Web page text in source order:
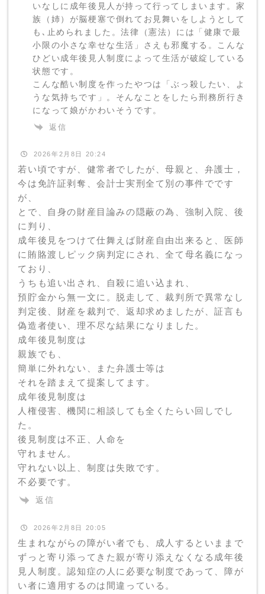
いなしに成年後見人が持って行ってしまいます。家
族（姉）が脳梗塞で倒れてお見舞いをしようとして
も､止められました。法律（憲法）には「健康で最
小限の小さな幸せな生活」さえも邪魔する。こんな
ひどい成年後見人制度によって生活が破綻している
状態です。
こんな酷い制度を作ったやつは「ぶっ殺したい、よ
うな気持ちです」。そんなことをしたら刑務所行き
になって娘がかわいそうです。
返信
2026年2月8日 20:24
若い頃ですが、健常者でしたが、母親と、弁護士，
今は免許証剥奪、会計士実刑全て別の事件でです
が、
とで、自身の財産目論みの隠蔽の為、強制入院、後
に判り、
成年後見をつけて仕舞えば財産自由出来ると、医師
に賄賂渡しピック病判定にされ、全て母名義になっ
ており、
うちも追い出され、自殺に追い込まれ、
預貯金から無一文に。脱走して、裁判所で異常なし
判定後、財産を裁判で、返却求めましたが、証言も
偽造者使い、理不尽な結果になりました。
成年後見制度は
親族でも、
簡単に外れない、また弁護士等は
それを踏まえて提案してます。
成年後見制度は
人権侵害、機関に相談しても全くたらい回しでし
た。
後見制度は不正、人命を
守れません。
守れない以上、制度は失敗です。
不必要です。
返信
2026年2月8日 20:05
生まれながらの障がい者でも、成人するといままで
ずっと寄り添ってきた親が寄り添えなくなる成年後
見人制度。認知症の人に必要な制度であって、障が
い者に適用するのは間違っている。